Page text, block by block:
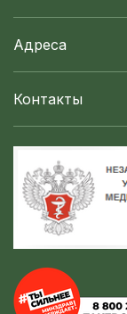
Адреса
Контакты